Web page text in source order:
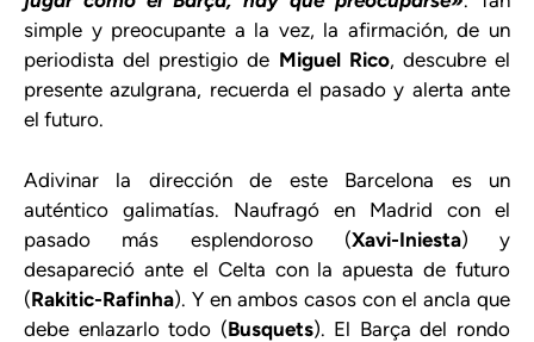
simple y preocupante a la vez, la afirmación, de un
periodista del prestigio de Miguel Rico, descubre el
presente azulgrana, recuerda el pasado y alerta ante
el futuro.
Adivinar la dirección de este Barcelona es un
auténtico galimatías. Naufragó en Madrid con el
pasado más esplendoroso (Xavi-Iniesta) y
desapareció ante el Celta con la apuesta de futuro
(Rakitic-Rafinha). Y en ambos casos con el ancla que
debe enlazarlo todo (Busquets). El Barça del rondo